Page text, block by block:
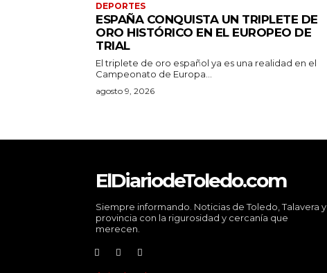
DEPORTES
ESPAÑA CONQUISTA UN TRIPLETE DE
ORO HISTÓRICO EN EL EUROPEO DE
TRIAL
El triplete de oro español ya es una realidad en el
Campeonato de Europa...
agosto 9, 2026
ElDiariodeToledo.com
Siempre informando. Noticias de Toledo, Talavera y
provincia con la rigurosidad y cercanía que
merecen.